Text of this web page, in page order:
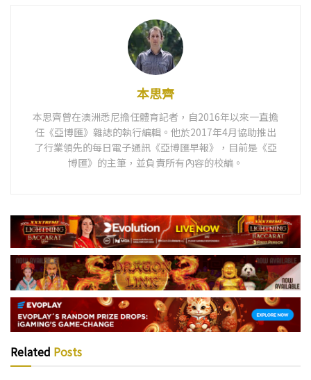
本思齊
本思齊曾在澳洲悉尼擔任體育記者，自2016年以來一直擔
任《亞博匯》雜誌的執行編輯。他於2017年4月協助推出
了行業領先的每日電子通訊《亞博匯早報》，目前是《亞
博匯》的主筆，並負責所有內容的校編。
Related Posts